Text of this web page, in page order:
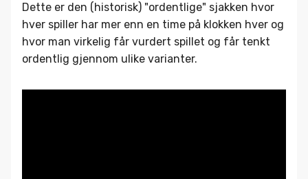
Dette er den (historisk) "ordentlige" sjakken hvor
hver spiller har mer enn en time på klokken hver og
hvor man virkelig får vurdert spillet og får tenkt
ordentlig gjennom ulike varianter.